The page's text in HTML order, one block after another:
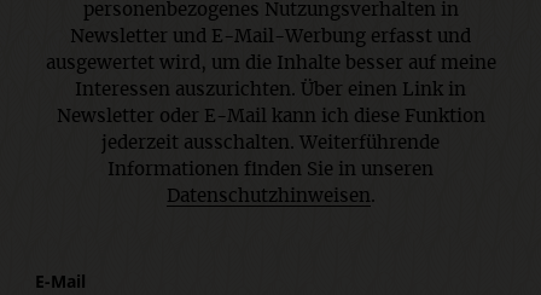
personenbezogenes Nutzungsverhalten in
Newsletter und E-Mail-Werbung erfasst und
ausgewertet wird, um die Inhalte besser auf meine
Interessen auszurichten. Über einen Link in
Newsletter oder E-Mail kann ich diese Funktion
jederzeit ausschalten. Weiterführende
Informationen finden Sie in unseren
Datenschutzhinweisen.
E-Mail